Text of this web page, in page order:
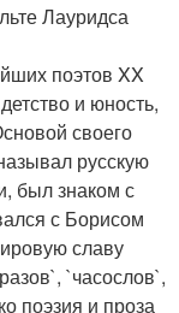
Лауридса
поэтов XX
и юность,
своего
русскую
был знаком с
с Борисом
славу
`часослов`,
поэзия и проза